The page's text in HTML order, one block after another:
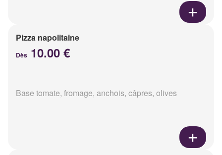
Pizza napolitaine
Dès 10.00 €
Base tomate, fromage, anchois, câpres, olives